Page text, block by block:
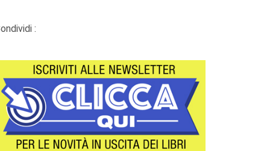
: